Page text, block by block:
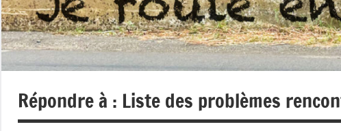
Répondre à : Liste des problèmes